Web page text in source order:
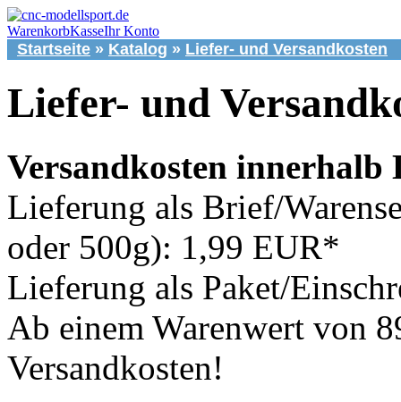
WarenkorbKasseIhr Konto
Startseite » Katalog » Liefer- und Versandkosten
Liefer- und
Versandkosten innerhalb
Lieferung als Brief/
oder 500g): 1,99 EUR*
Lieferung als Paket/
Ab einem Warenwert von
Versandkosten!